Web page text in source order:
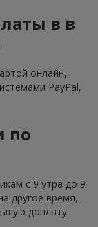
в в
онлайн,
PayPal,
по
с 9 утра до 9
другое время,
доплату.